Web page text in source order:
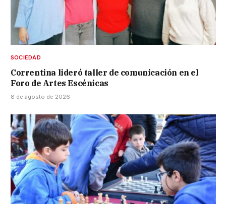
SOCIEDAD
Correntina lideró taller de comunicación en el
Foro de Artes Escénicas
8 de agosto de 2026